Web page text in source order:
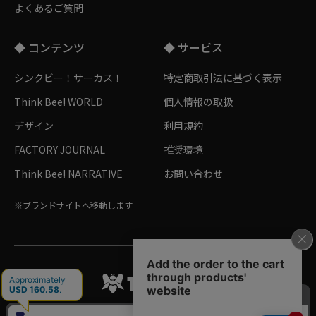
よくあるご質問
◆ コンテンツ
シンクビー！サーカス！
Think Bee! WORLD
デザイン
FACTORY JOURNAL
Think Bee! NARRATIVE
※ブランドサイトへ移動します
◆ サービス
特定商取引法に基づく表示
個人情報の取扱
利用規約
推奨環境
お問い合わせ